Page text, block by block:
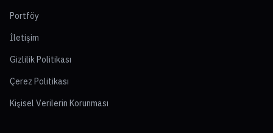
Portföy
İletişim
Gizlilik Politikası
Çerez Politikası
Kişisel Verilerin Korunması